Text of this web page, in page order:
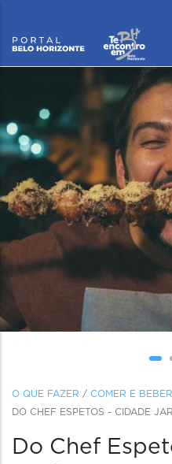
O QUE FAZER / COMER E BEBER
DO CHEF ESPETOS - CIDADE
Do Chef